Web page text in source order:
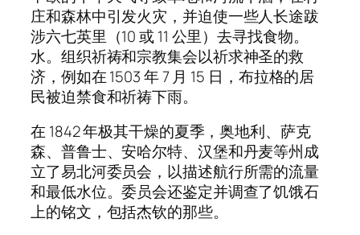
庄和森林中引发火灾，并迫使一些人长途跋
涉六七英里（10 或 11 公里）去寻找食物。
水。组织祈祷和宗教集会以祈求神圣的救
济，例如在 1503 年 7 月 15 日，布拉格的居
民被迫禁食和祈祷下雨。
在 1842 年极其干燥的夏季，奥地利、萨克
森、普鲁士、安哈尔特、汉堡和丹麦等州成
立了易北河委员会，以描述航行所需的流量
和最低水位。委员会还鉴定并调查了饥饿石
上的铭文，包括杰钦的那些。